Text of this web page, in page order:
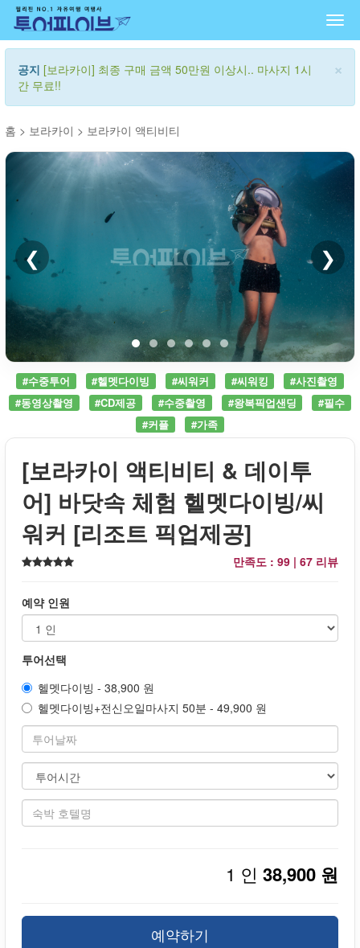
×
공지 [보라카이] 최종 구매 금액 50만원 이상시.. 마사지 1시
간 무료!!
홈 > 보라카이 > 보라카이 액티비티
❮ ❯
#수중투어 #헬멧다이빙 #씨워커 #씨워킹
#사진촬영
#동영상촬영
#CD제공 #수중촬영 #왕복픽업샌딩
#필수
#커플
#가족
[보라카이 액티비티 & 데이투
어] 바닷속 체험 헬멧다이빙/씨
워커 [리조트 픽업제공]
만족도 : 99 | 67 리뷰
예약 인원
투어선택
헬멧다이빙 - 38,900 원
헬멧다이빙+전신오일마사지 50분 - 49,900 원
1 인 38,900 원
예약하기